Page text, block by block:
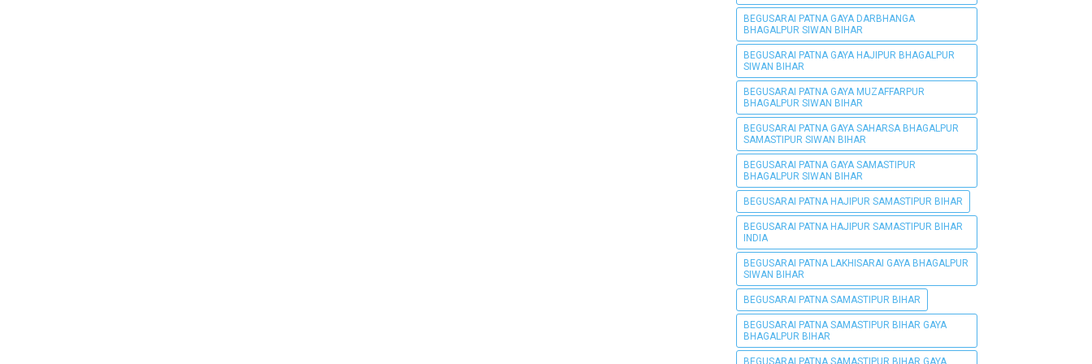
BEGUSARAI PATNA GAYA DARBHANGA
BHAGALPUR SIWAN BIHAR
BEGUSARAI PATNA GAYA HAJIPUR BHAGALPUR
SIWAN BIHAR
BEGUSARAI PATNA GAYA MUZAFFARPUR
BHAGALPUR SIWAN BIHAR
BEGUSARAI PATNA GAYA SAHARSA BHAGALPUR
SAMASTIPUR SIWAN BIHAR
BEGUSARAI PATNA GAYA SAMASTIPUR
BHAGALPUR SIWAN BIHAR
BEGUSARAI PATNA HAJIPUR SAMASTIPUR BIHAR
BEGUSARAI PATNA HAJIPUR SAMASTIPUR BIHAR
INDIA
BEGUSARAI PATNA LAKHISARAI GAYA BHAGALPUR
SIWAN BIHAR
BEGUSARAI PATNA SAMASTIPUR BIHAR
BEGUSARAI PATNA SAMASTIPUR BIHAR GAYA
BHAGALPUR BIHAR
BEGUSARAI PATNA SAMASTIPUR BIHAR GAYA